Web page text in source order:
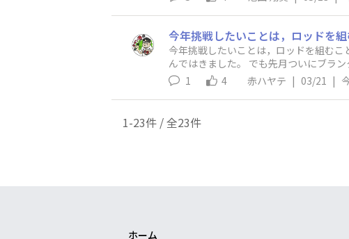
ットバッグ使ってます！なんですけど、
今年挑戦したいことは，ロッドを組むことです！ これまでも修理したり，ガイドを付け直したり，スレッドだけ交換と
んではきました。 でも先月ついにブランクスなるものを購入。 真っさらのカーボンに，どのグリップ付けるか，ガイドは何個でどの位置か，裏
にするか表か，悩みまくってます（笑） 一歩目からこの沼深すぎ🤣 今年はロッドの事でいっぱい悩んで，できれば自分で組んだロッドでナイス
バスを挙げたいと思ってます。 夏休みの自由研究なんて全く好きじゃなかったけど，40過ぎて自由研究の課題が見つかる喜びを噛み締めており
ます👏 釣り道具ってサイコーです！
1 4 赤ハヤテ | 03/21 |
1-23件 / 全23件
ホーム